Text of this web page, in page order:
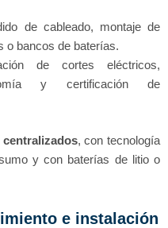
de cableado, montaje de
o bancos de baterías.
de cortes eléctricos,
y certificación de
, con tecnología
y con baterías de litio o
e instalación